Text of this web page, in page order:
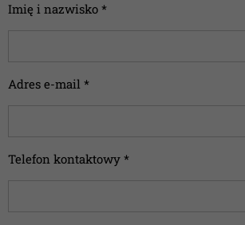
Imię i nazwisko *
Adres e-mail *
Telefon kontaktowy *